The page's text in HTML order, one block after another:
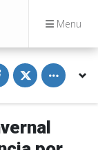
Menu
S
h
a
e
n
T
w
Toggle